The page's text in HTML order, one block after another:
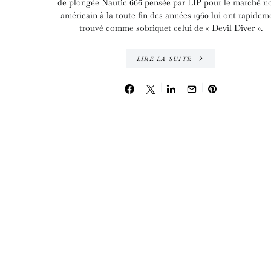
de plongée Nautic 666 pensée par LIP pour le marché
américain à la toute fin des années 1960 lui ont
trouvé comme sobriquet celui de « Devil Diver ».
LIRE LA SUITE